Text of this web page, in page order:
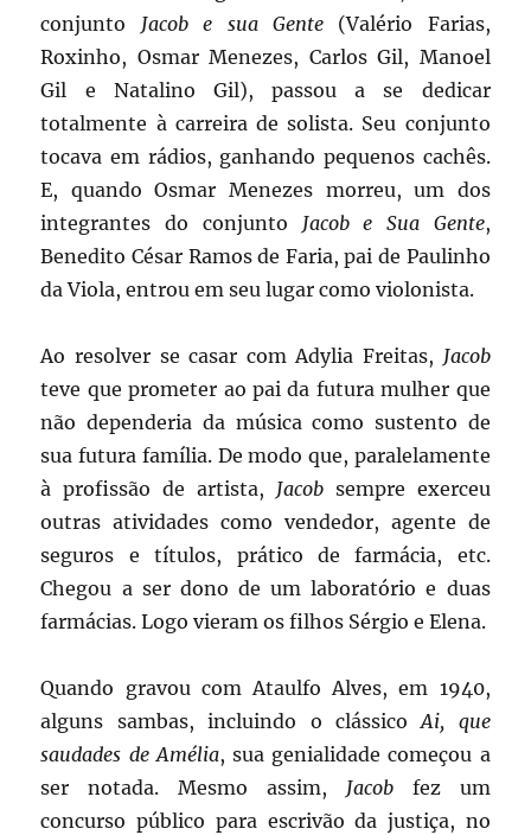
conjunto Jacob e sua Gente(Valério Farias,
Roxinho, Osmar Menezes, Carlos Gil, Manoel
Gil e Natalino Gil), passou a se dedicar
totalmente à carreira de solista. Seu conjunto
tocava em rádios, ganhando pequenos cachês.
E, quando Osmar Menezes morreu, um dos
integrantes do conjunto Jacob e Sua Gente,
Benedito César Ramos de Faria, pai de Paulinho
da Viola, entrou em seu lugar como violonista.
Ao resolver se casar com Adylia Freitas, Jacob
teve que prometer ao pai da futura mulher que
não dependeria da música como sustento de
sua futura família. De modo que, paralelamente
à profissão de artista, Jacobsempre exerceu
outras atividades como vendedor, agente de
seguros e títulos, prático de farmácia, etc.
Chegou a ser dono de um laboratório e duas
farmácias. Logo vieram os filhos Sérgio e Elena.
Quando gravou com Ataulfo Alves, em 1940,
alguns sambas, incluindo o clássicoAi, que
saudades de Amélia, sua genialidade começou a
ser notada. Mesmo assim, Jacob fez um
concurso público para escrivão da justiça, no